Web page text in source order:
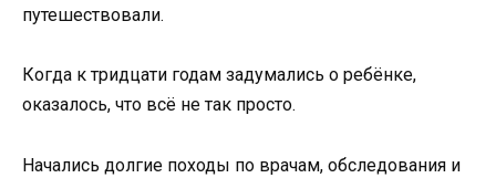
путешествовали.
Когда к тридцати годам задумались о ребёнке,
оказалось, что всё не так просто.
Начались долгие походы по врачам, обследования и